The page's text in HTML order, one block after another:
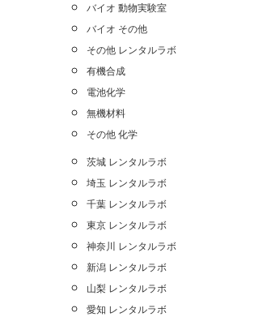
バイオ 動物実験室
バイオ その他
その他 レンタルラボ
有機合成
電池化学
無機材料
その他 化学
茨城 レンタルラボ
埼玉 レンタルラボ
千葉 レンタルラボ
東京 レンタルラボ
神奈川 レンタルラボ
新潟 レンタルラボ
山梨 レンタルラボ
愛知 レンタルラボ